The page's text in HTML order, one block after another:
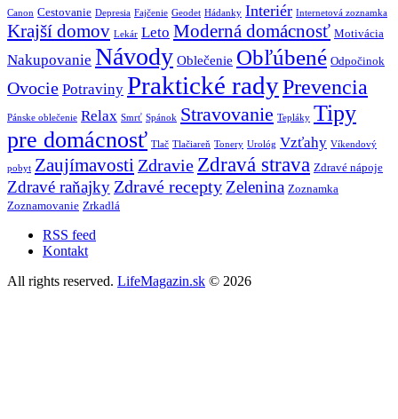
Canon Cestovanie Depresia Fajčenie Geodet Hádanky Interiér Internetová zoznamka
Krajší domov Lekár Leto Moderná domácnosť Motivácia
Nakupovanie Návody Oblečenie Obľúbené Odpočinok
Ovocie Potraviny Praktické radyPrevencia
Pánske oblečenie Relax Smrť Spánok Stravovanie Tepláky Tipy
pre domácnosť Tlač Tlačiareň Tonery Urológ Vzťahy Víkendový
pobyt Zaujímavosti Zdravie Zdravá strava Zdravé nápoje
Zdravé raňajky Zdravé recepty Zelenina Zoznamka
Zoznamovanie Zrkadlá
RSS feed
Kontakt
All rights reserved. LifeMagazin.sk © 2026